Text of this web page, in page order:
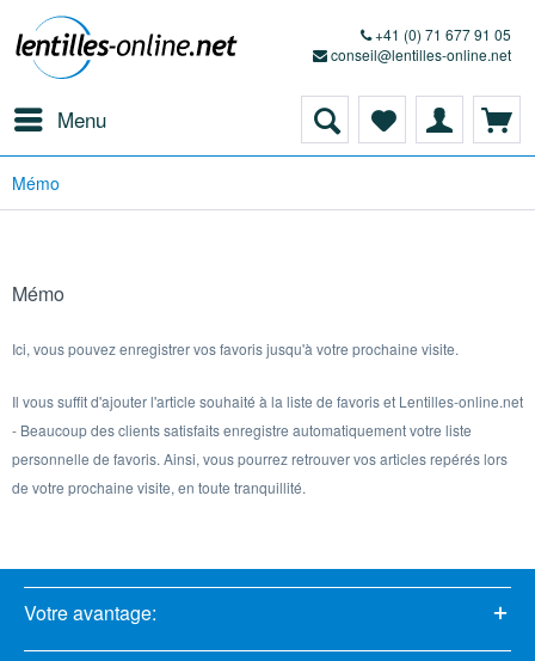
+41 (0) 71 677 91 05
conseil@lentilles-online.net
Menu
Mémo
Mémo
Ici, vous pouvez enregistrer vos favoris jusqu'à votre prochaine visite.
Il vous suffit d'ajouter l'article souhaité à la liste de favoris et Lentilles-online.net
- Beaucoup des clients satisfaits enregistre automatiquement votre liste
personnelle de favoris. Ainsi, vous pourrez retrouver vos articles repérés lors
de votre prochaine visite, en toute tranquillité.
Votre avantage: